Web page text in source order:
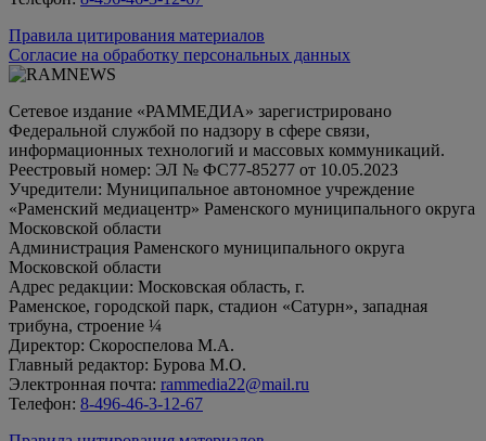
Правила цитирования материалов
Согласие на обработку персональных данных
Сетевое издание «РАММЕДИА» зарегистрировано
Федеральной службой по надзору в сфере связи,
информационных технологий и массовых коммуникаций.
Реестровый номер: ЭЛ № ФС77-85277 от 10.05.2023
Учредители: Муниципальное автономное учреждение
«Раменский медиацентр» Раменского муниципального округа
Московской области
Администрация Раменского муниципального округа
Московской области
Адрес редакции: Московская область, г.
Раменское, городской парк, стадион «Сатурн», западная
трибуна, строение ¼
Директор: Скороспелова М.А.
Главный редактор: Бурова М.О.
Электронная почта: rammedia22@mail.ru
Телефон: 8-496-46-3-12-67